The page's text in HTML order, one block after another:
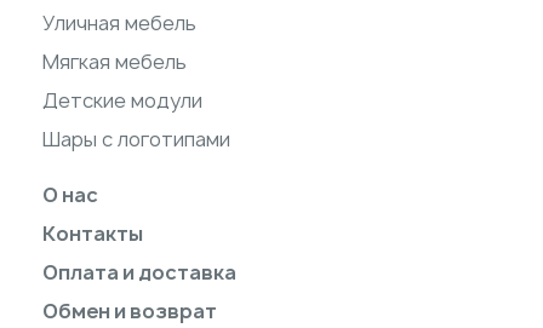
Уличная мебель
Мягкая мебель
Детские модули
Шары с логотипами
О нас
Контакты
Оплата и доставка
Обмен и возврат